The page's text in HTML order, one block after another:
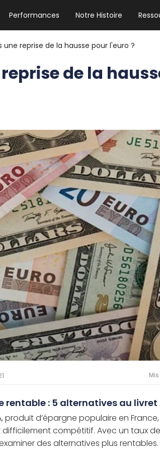
Performances Notre Histoire
NEWSLETTER HEBDO
Les news crypto dont vous avez besoin
une reprise de la hausse pour l'euro ?
reprise de la
rentable : 5 alternatives au livret
produit d’épargne populaire en
compétitif. Avec un taux
des alternatives plus rentables.